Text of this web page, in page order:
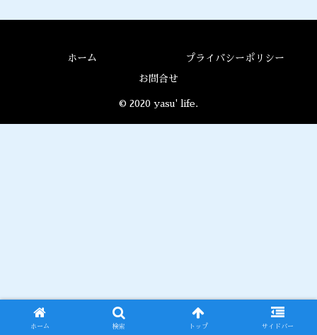
ホーム プライバシーポリシー
お問合せ
© 2020 yasu' life.
ホーム 検索 トップ サイドバー